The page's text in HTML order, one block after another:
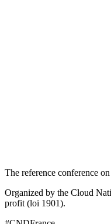
The reference conference
Organized by the Cloud
profit (loi 1901).